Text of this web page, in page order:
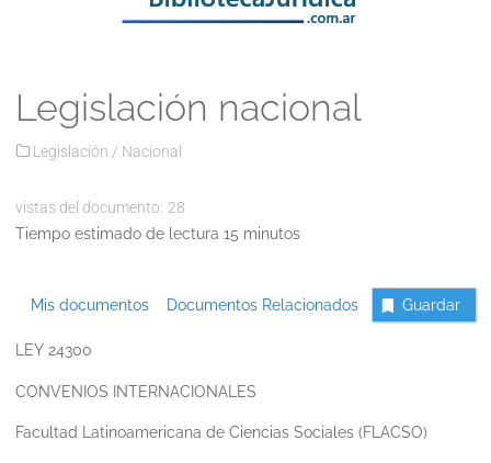
Legislación nacional
Legislación / Nacional
vistas del documento: 28
Tiempo estimado de lectura 15 minutos
Mis documentos Documentos Relacionados Guardar
LEY 24300
CONVENIOS INTERNACIONALES
Facultad Latinoamericana de Ciencias Sociales (FLACSO)